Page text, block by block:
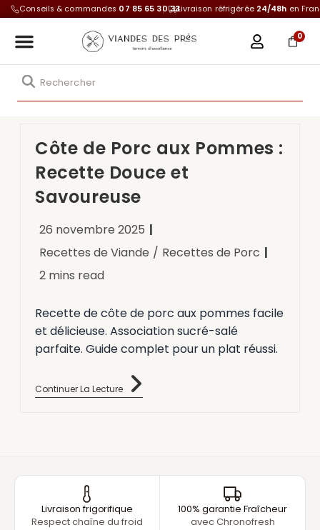
Conseils & commandes 07 85 65 30 33Livraison réfrigérée 24/48h en
0
Côte de Porc aux Pommes :
Recette Douce et
Savoureuse
26 novembre 2025
Recettes de Viande / Recettes de Porc
2 mins read
Recette de côte de porc aux pommes facile
et délicieuse. Association sucré-salé
parfaite. Guide complet pour un plat réussi.
Continuer La Lecture
Livraison frigorifique
Respect chaîne du froid
100% garantie Fraîcheur
avec Chronofresh